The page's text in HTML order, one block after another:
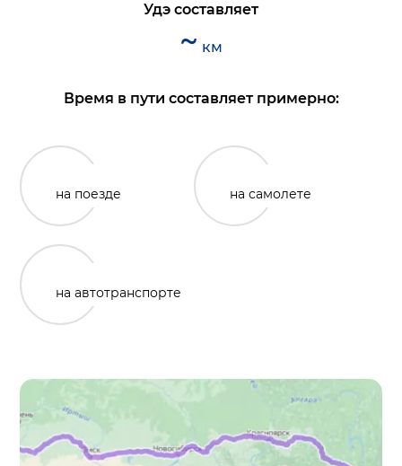
Удэ составляет
~ км
Время в пути составляет примерно:
на поезде на самолете
на автотранспорте